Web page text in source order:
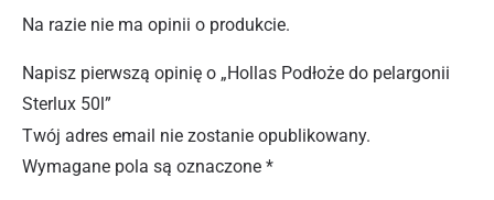
Na razie nie ma opinii o produkcie.
Napisz pierwszą opinię o „Hollas Podłoże do pelargonii
Sterlux 50l”
Twój adres email nie zostanie opublikowany.
Wymagane pola są oznaczone *